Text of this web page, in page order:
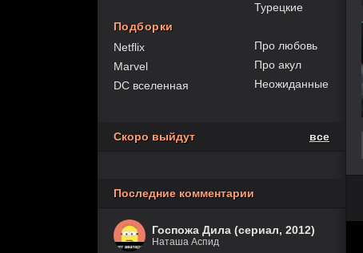
Подборки
Netflix
Marvel
DC вселенная
Турецкие
Про любовь
Про акул
Неожиданные
Скоро выйдут все
Последние комментарии
Госпожа Дила (сериал, 2012)
Наташа Аспид